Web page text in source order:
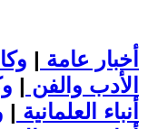
أخبار عامة |
الأدب والفن |
أنباء العلمانية |